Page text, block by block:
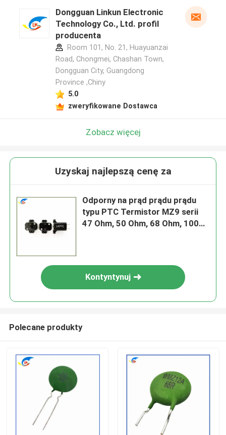
Dongguan Linkun Electronic
Technology Co., Ltd. profil
producenta
Room 101, No. 21, Huayuanzai
Road, Chongmei, Chashan Town,
Dongguan City, Guangdong
Province ,Chiny
5.0
zweryfikowane Dostawca
Zobacz więcej
Uzyskaj najlepszą cenę za
Odporny na prąd prądu prądu
typu PTC Termistor MZ9 serii
47 Ohm, 50 Ohm, 68 Ohm, 100
Kontyntynuj
Polecane produkty